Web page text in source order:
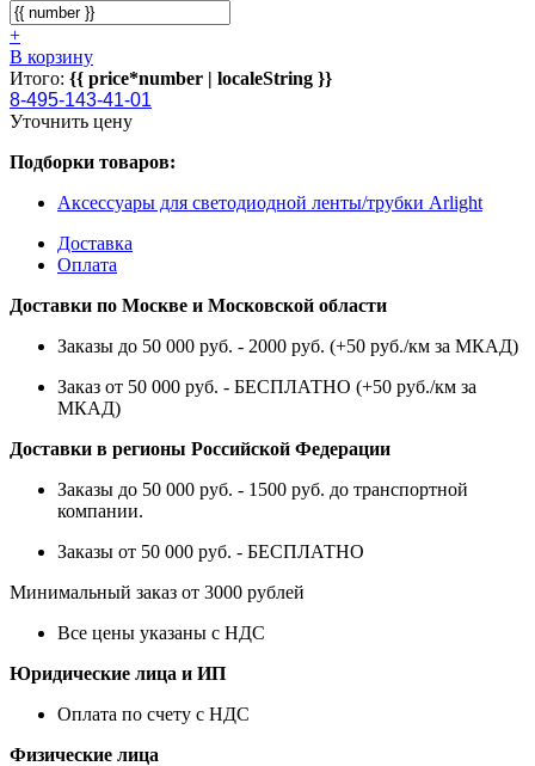
+
В корзину
Итого: {{ price*number | localeString }}
8-495-143-41-01
Уточнить цену
Подборки товаров:
Аксессуары для светодиодной ленты/трубки Arlight
Доставка
Оплата
Доставки по Москве и Московской области
Заказы до 50 000 руб. - 2000 руб. (+50 руб./км за МКАД)
Заказ от 50 000 руб. - БЕСПЛАТНО (+50 руб./км за
МКАД)
Доставки в регионы Российской Федерации
Заказы до 50 000 руб. - 1500 руб. до транспортной
компании.
Заказы от 50 000 руб. - БЕСПЛАТНО
Минимальный заказ от 3000 рублей
Все цены указаны с НДС
Юридические лица и ИП
Оплата по счету с НДС
Физические лица